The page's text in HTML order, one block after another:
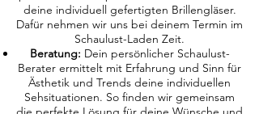
deine individuell gefertigten Brillengläser.
Dafür nehmen wir uns bei deinem Termin im
Schaulust-Laden Zeit.
Beratung: Dein persönlicher Schaulust-
Berater ermittelt mit Erfahrung und Sinn für
Ästhetik und Trends deine individuellen
Sehsituationen. So finden wir gemeinsam